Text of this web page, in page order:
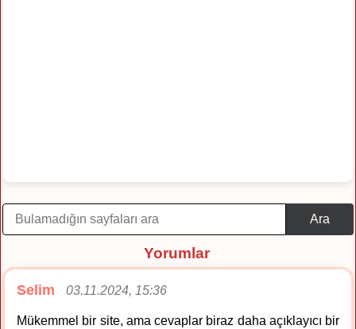
Ara
Yorumlar
Selim 03.11.2024, 15:36
Mükemmel bir site, ama cevaplar biraz daha açıklayıcı bir